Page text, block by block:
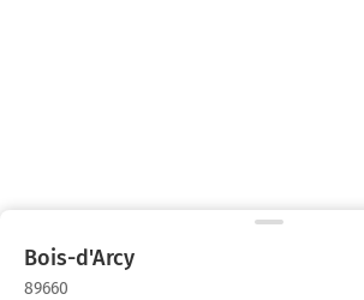
Bois-d'Arcy
89660